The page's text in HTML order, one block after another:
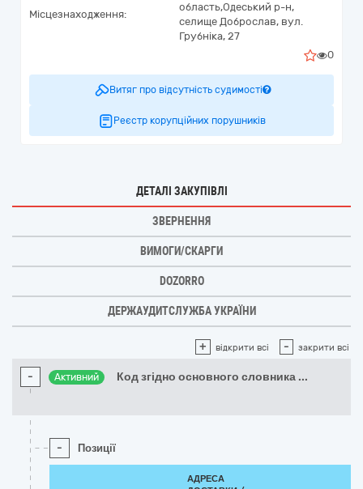
Місцезнаходження:
область,Одеський р-н,
селище Доброслав, вул.
Грубніка, 27
0
Витяг про відсутність судимості
Реєстр корупційних порушників
ДЕТАЛІ ЗАКУПІВЛІ
ЗВЕРНЕННЯ
ВИМОГИ/СКАРГИ
DOZORRO
ДЕРЖАУДИТСЛУЖБА УКРАЇНИ
+ відкрити всі - закрити всі
- Активний Код згідно основного словника ...
- Позиції
АДРЕСА